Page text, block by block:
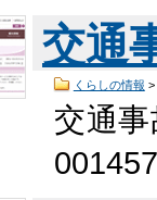
交通
くらしの情報 >
交通